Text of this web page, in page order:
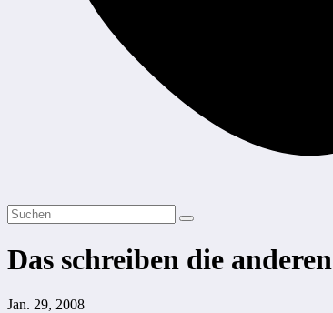
Das schreiben die anderen
Jan. 29, 2008